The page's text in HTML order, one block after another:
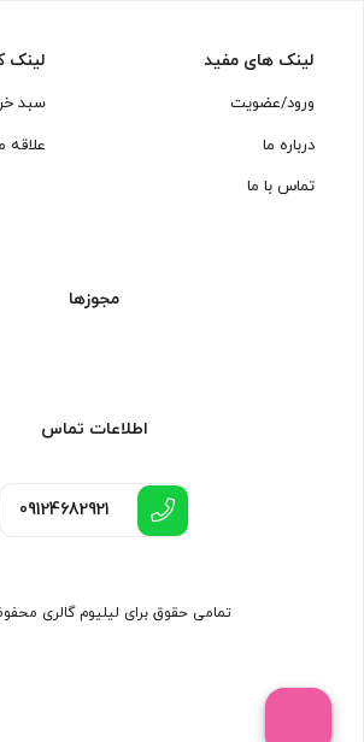
لینک های مفید
ورود/عضویت
درباره ما
تماس با ما
لینک
سبد
علاقه
مجوزها
اطلاعات تماس
09124682921
تمامی حقوق برای لیلیوم گالری